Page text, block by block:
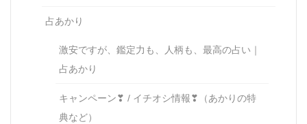
占あかり
激安ですが、鑑定力も、人柄も、最高の占い｜
占あかり
キャンペーン❣ / イチオシ情報❣（あかりの特
典など）